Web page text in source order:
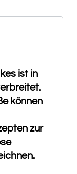
ist in
können
zur